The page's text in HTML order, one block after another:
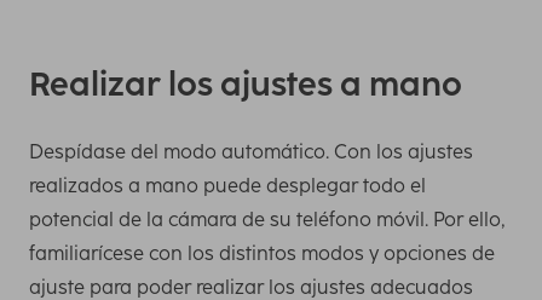
Realizar los ajustes a mano
Despídase del modo automático. Con los ajustes
realizados a mano puede desplegar todo el
potencial de la cámara de su teléfono móvil. Por ello,
familiarícese con los distintos modos y opciones de
ajuste para poder realizar los ajustes adecuados